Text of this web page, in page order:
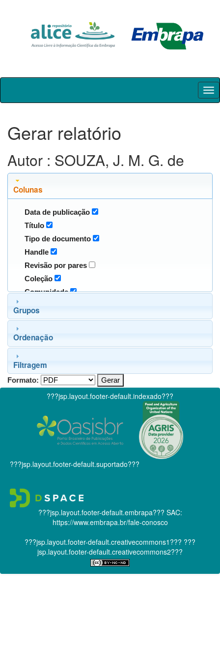
Skip
Gerar relatório
Autor : SOUZA, J. M. G. de
Colunas
Data de publicação
Título
Tipo de documento
Handle
Revisão por pares
Coleção
Comunidade
Grupos
Ordenação
Filtragem
Formato:
???jsp.layout.footer-default.indexado???
???jsp.layout.footer-default.suportado???
???jsp.layout.footer-default.embrapa??? SAC:
https://www.embrapa.br/fale-conosco
???jsp.layout.footer-default.creativecommons1??? ???
jsp.layout.footer-default.creativecommons2???